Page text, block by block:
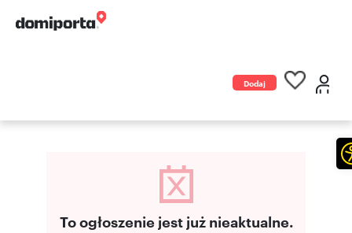
Dodaj
To ogłoszenie jest już nieaktualne.